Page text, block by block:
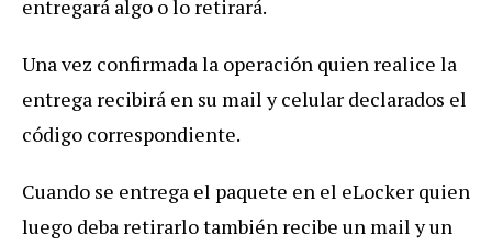
entregará algo o lo retirará.
Una vez confirmada la operación quien realice la
entrega recibirá en su mail y celular declarados el
código correspondiente.
Cuando se entrega el paquete en el eLocker quien
luego deba retirarlo también recibe un mail y un